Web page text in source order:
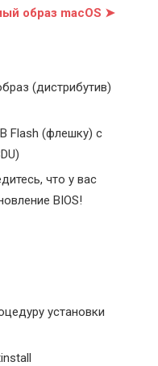
образ macOS ➤
(дистрибутив)
Flash (флешку) с
что у вас
BIOS!
установки